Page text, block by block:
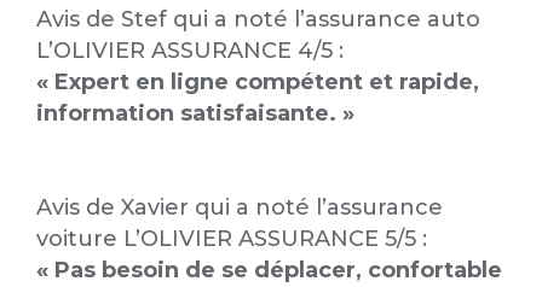
Avis de Stef qui a noté l’assurance auto
L’OLIVIER ASSURANCE 4/5 :
« Expert en ligne compétent et rapide,
information satisfaisante. »
Avis de Xavier qui a noté l’assurance
voiture L’OLIVIER ASSURANCE 5/5 :
« Pas besoin de se déplacer, confortable